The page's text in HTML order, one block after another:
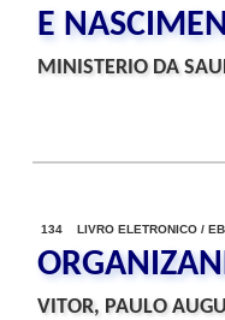
E
MINISTERIO DA
134 LIVRO ELETRONICO /
VITOR, PAULO